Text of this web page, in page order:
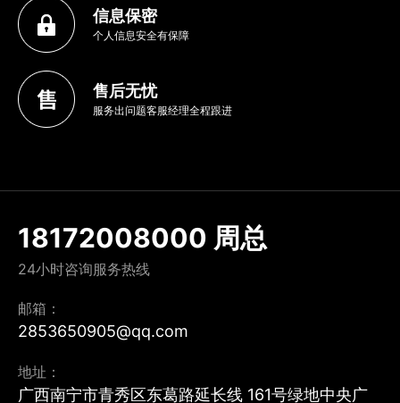
信息保密
个人信息安全有保障
售后无忧
服务出问题客服经理全程跟进
18172008000 周总
24小时咨询服务热线
邮箱：
2853650905@qq.com
地址：
广西南宁市青秀区东葛路延长线 161号绿地中央广